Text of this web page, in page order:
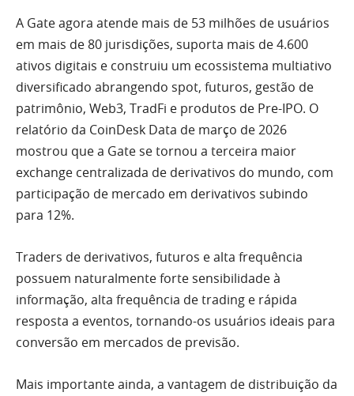
A Gate agora atende mais de 53 milhões de usuários
em mais de 80 jurisdições, suporta mais de 4.600
ativos digitais e construiu um ecossistema multiativo
diversificado abrangendo spot, futuros, gestão de
patrimônio, Web3, TradFi e produtos de Pre-IPO. O
relatório da CoinDesk Data de março de 2026
mostrou que a Gate se tornou a terceira maior
exchange centralizada de derivativos do mundo, com
participação de mercado em derivativos subindo
para 12%.
Traders de derivativos, futuros e alta frequência
possuem naturalmente forte sensibilidade à
informação, alta frequência de trading e rápida
resposta a eventos, tornando-os usuários ideais para
conversão em mercados de previsão.
Mais importante ainda, a vantagem de distribuição da